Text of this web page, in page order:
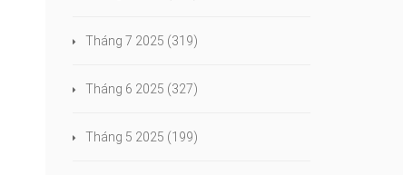
Tháng 7 2025 (319)
Tháng 6 2025 (327)
Tháng 5 2025 (199)